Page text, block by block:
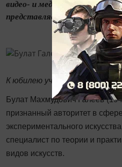
видео- и медиа-арта.
представляем посвящённый
К юбилею учёного и
Булат Махмудович Галеев
признанный авторитет в
экспериментального
специалист по теории и
видов искусств.